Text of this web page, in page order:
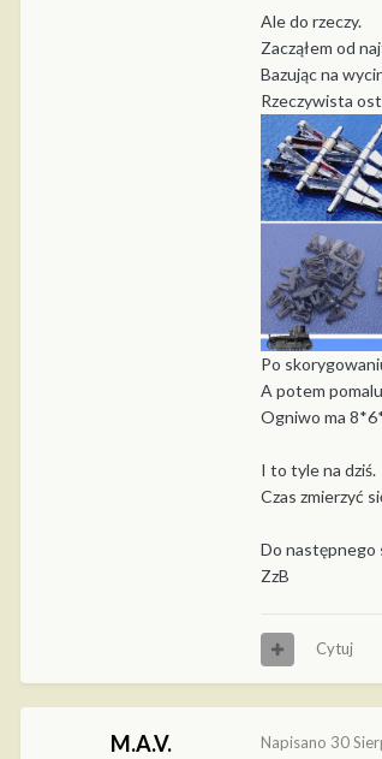
Ale do rzeczy.
Zacząłem od
Bazując na
Rzeczywista
Po
A potem
Ogniwo ma
I to tyle na dziś.
Czas zmierzyć
Do następnego
ZzB
Cytuj
M.A.V. Napisano 30